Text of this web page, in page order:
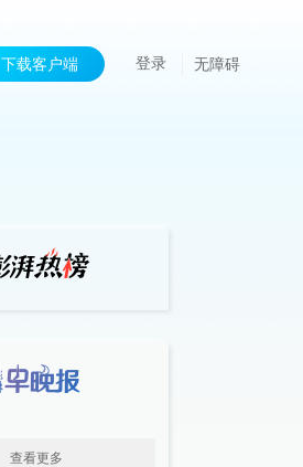
下载客户端 登录 无障碍
查看更多